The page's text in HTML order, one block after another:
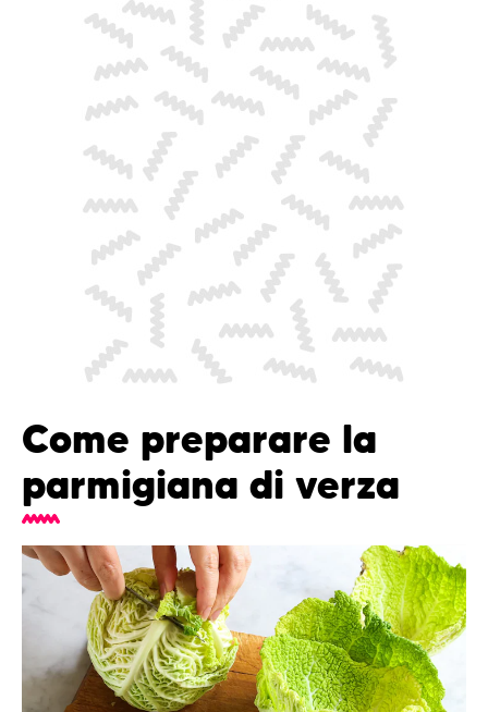
Come preparare la
parmigiana di verza